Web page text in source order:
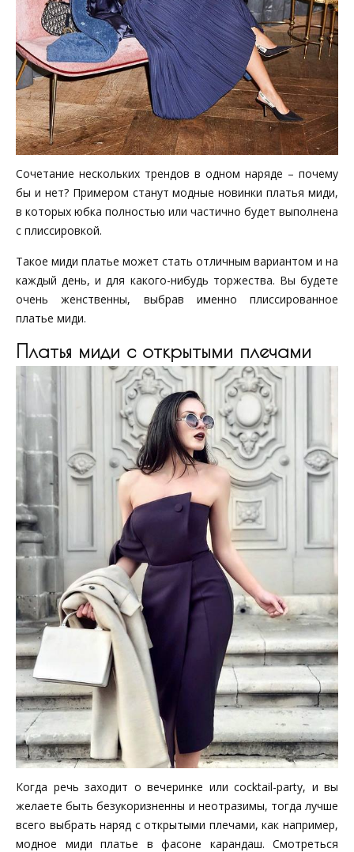
Сочетание нескольких трендов в одном наряде – почему
бы и нет? Примером станут модные новинки платья миди,
в которых юбка полностью или частично будет выполнена
с плиссировкой.
Такое миди платье может стать отличным вариантом и на
каждый день, и для какого-нибудь торжества. Вы будете
очень женственны, выбрав именно плиссированное
платье миди.
Платья миди с открытыми плечами
Когда речь заходит о вечеринке или cocktail-party, и вы
желаете быть безукоризненны и неотразимы, тогда лучше
всего выбрать наряд с открытыми плечами, как например,
модное миди платье в фасоне карандаш. Смотреться